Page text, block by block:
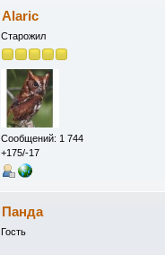
Alaric
Старожил
Сообщений: 1 744
+175/-17
Панда
Гость